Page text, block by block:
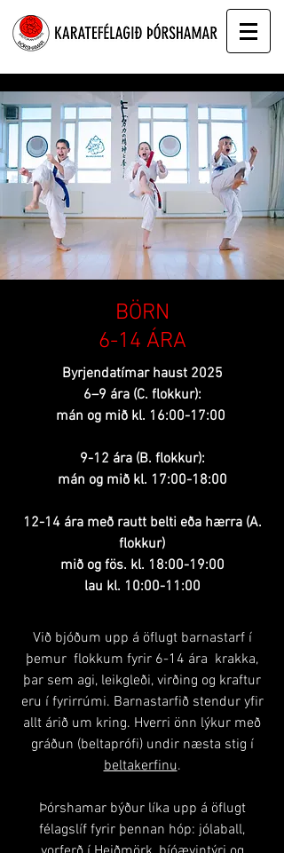
BÖRN
6-14 ÁRA
Byrjendatímar haust 2025
6–9 ára (C. flokkur):​
mán og mið kl. 16:00-17:00
9-12 ára (B. flokkur):
mán og mið kl. 17:00-18:00
12-14 ára með rautt belti eða hærra (A.
flokkur)
mið og fös. kl. 18:00-19:00
lau kl. 10:00-11:00
Við bjóðum upp á öflugt barnastarf í
þemur flokkum fyrir 6-14 ára krakka,
þar sem agi, leikgleði, virðing og kraftur
eru í fyrirrúmi. Barnastarfið stendur yfir
allt árið um kring. Hverri önn lýkur með
gráðun (beltaprófi) undir næsta stig í
beltakerfinu.
Þórshamar býður líka upp á öflugt
félagslíf fyrir þennan hóp: jólaball,